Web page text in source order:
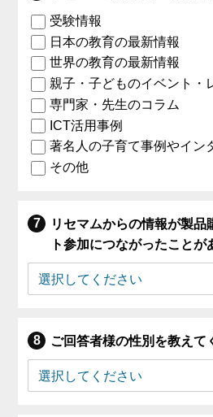
受験情報
日本の教育の最新情報
世界の教育の最新情報
親子・子どものイベント・
専門家・先生のコラム
ICT活用事例
著名人の子育て事例やイン
その他
リセマムからの情報が製品
ト参加につながったことが
ご回答者様の性別を教えて